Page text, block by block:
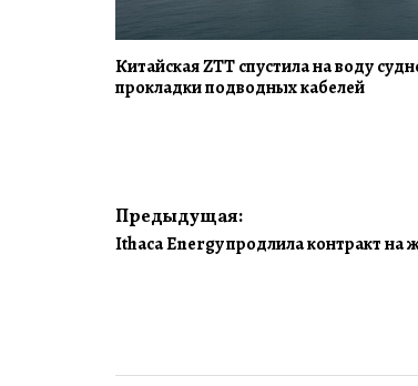
Китайская ZTT спустила на воду
прокладки подводных кабелей
Навигация
Предыдущая:
Ithaca Energy продлила контракт на